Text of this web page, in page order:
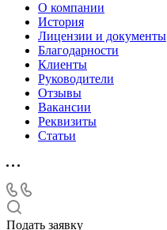
О компании
История
Лицензии и документы
Благодарности
Клиенты
Руководители
Отзывы
Вакансии
Реквизиты
Статьи
Подать заявку